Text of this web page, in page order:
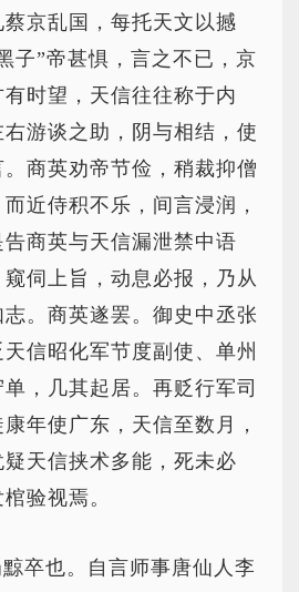
京乱国，每托天文以撼
子”帝甚惧，言之不已，京
时望，天信往往称于内
游谈之助，阴与相结，使
商英劝帝节俭，稍裁抑僧
近侍积不乐，间言浸润，
商英与天信漏泄禁中语
伺上旨，动息必报，乃从
。商英遂罢。御史中丞张
信昭化军节度副使、单州
，几其起居。再贬行军司
年使广东，天信至数月，
天信挟术多能，死未必
验视焉。
卒也。自言师事唐仙人李